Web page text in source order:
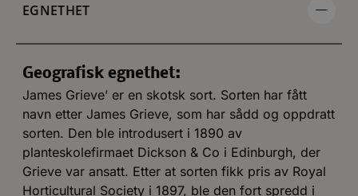
EGNETHET
Geografisk egnethet:
James Grieve’ er en skotsk sort. Sorten har fått
navn etter James Grieve, som har sådd og oppdratt
sorten. Den ble introdusert i 1890 av
planteskolefirmaet Dickson & Co i Edinburgh, der
Grieve var ansatt. Etter at sorten fikk pris av Royal
Horticultural Society i 1897, ble den fort spredd i